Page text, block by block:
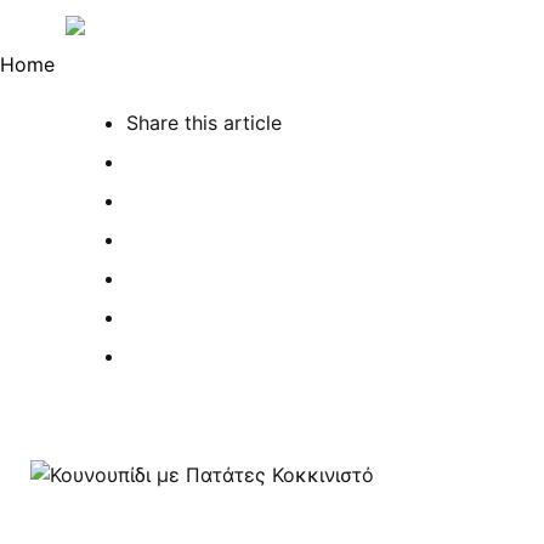
Menu
Home
Share this article